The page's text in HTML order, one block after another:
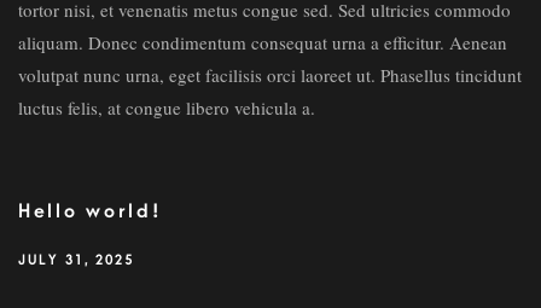
tortor nisi, et venenatis metus congue sed. Sed ultricies commodo
aliquam. Donec condimentum consequat urna a efficitur. Aenean
volutpat nunc urna, eget facilisis orci laoreet ut. Phasellus tincidunt
luctus felis, at congue libero vehicula a.
Hello world!
JULY 31, 2025